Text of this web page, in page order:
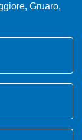
Gruaro,